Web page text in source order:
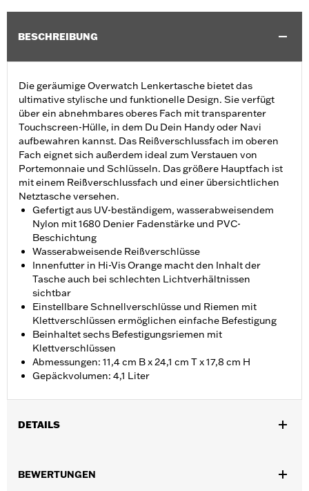
BESCHREIBUNG
Die geräumige Overwatch Lenkertasche bietet das
ultimative stylische und funktionelle Design. Sie verfügt
über ein abnehmbares oberes Fach mit transparenter
Touchscreen-Hülle, in dem Du Dein Handy oder Navi
aufbewahren kannst. Das Reißverschlussfach im oberen
Fach eignet sich außerdem ideal zum Verstauen von
Portemonnaie und Schlüsseln. Das größere Hauptfach ist
mit einem Reißverschlussfach und einer übersichtlichen
Netztasche versehen.
Gefertigt aus UV-beständigem, wasserabweisendem
Nylon mit 1680 Denier Fadenstärke und PVC-
Beschichtung
Wasserabweisende Reißverschlüsse
Innenfutter in Hi-Vis Orange macht den Inhalt der
Tasche auch bei schlechten Lichtverhältnissen
sichtbar
Einstellbare Schnellverschlüsse und Riemen mit
Klettverschlüssen ermöglichen einfache Befestigung
Beinhaltet sechs Befestigungsriemen mit
Klettverschlüssen
Abmessungen: 11,4 cm B x 24,1 cm T x 17,8 cm H
Gepäckvolumen: 4,1 Liter
DETAILS
mit mindestens 5 cm Höhe. Nicht kompatibel mit XL Modellen
BEWERTUNGEN